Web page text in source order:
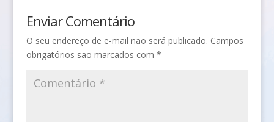
Enviar Comentário
O seu endereço de e-mail não será publicado. Campos
obrigatórios são marcados com *